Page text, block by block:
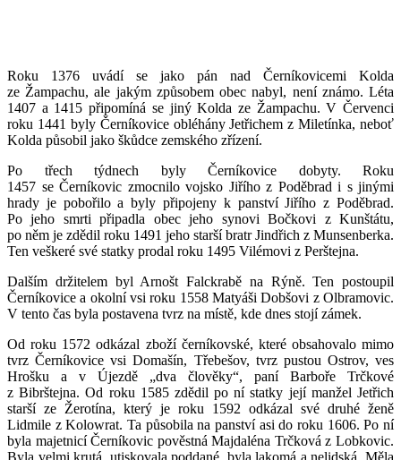
Roku 1376 uvádí se jako pán nad Černíkovicemi Kolda
ze Žampachu, ale jakým způsobem obec nabyl, není známo. Léta
1407 a 1415 připomíná se jiný Kolda ze Žampachu. V Červenci
roku 1441 byly Černíkovice obléhány Jetřichem z Miletínka, neboť
Kolda působil jako škůdce zemského zřízení.
Po třech týdnech byly Černíkovice dobyty. Roku
1457 se Černíkovic zmocnilo vojsko Jiřího z Poděbrad i s jinými
hrady je pobořilo a byly připojeny k panství Jiřího z Poděbrad.
Po jeho smrti připadla obec jeho synovi Bočkovi z Kunštátu,
po něm je zdědil roku 1491 jeho starší bratr Jindřich z Munsenberka.
Ten veškeré své statky prodal roku 1495 Vilémovi z Perštejna.
Dalším držitelem byl Arnošt Falckrabě na Rýně. Ten postoupil
Černíkovice a okolní vsi roku 1558 Matyáši Dobšovi z Olbramovic.
V tento čas byla postavena tvrz na místě, kde dnes stojí zámek.
Od roku 1572 odkázal zboží černíkovské, které obsahovalo mimo
tvrz Černíkovice vsi Domašín, Třebešov, tvrz pustou Ostrov, ves
Hrošku a v Újezdě „dva člověky“, paní Barboře Trčkové
z Bibrštejna. Od roku 1585 zdědil po ní statky její manžel Jetřich
starší ze Žerotína, který je roku 1592 odkázal své druhé ženě
Lidmile z Kolowrat. Ta působila na panství asi do roku 1606. Po ní
byla majetnicí Černíkovic pověstná Majdaléna Trčková z Lobkovic.
Byla velmi krutá, utiskovala poddané, byla lakomá a nelidská. Měla